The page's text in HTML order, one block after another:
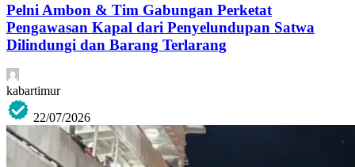
Pelni Ambon & Tim Gabungan Perketat
Pengawasan Kapal dari Penyelundupan Satwa
Dilindungi dan Barang Terlarang
kabartimur
22/07/2026